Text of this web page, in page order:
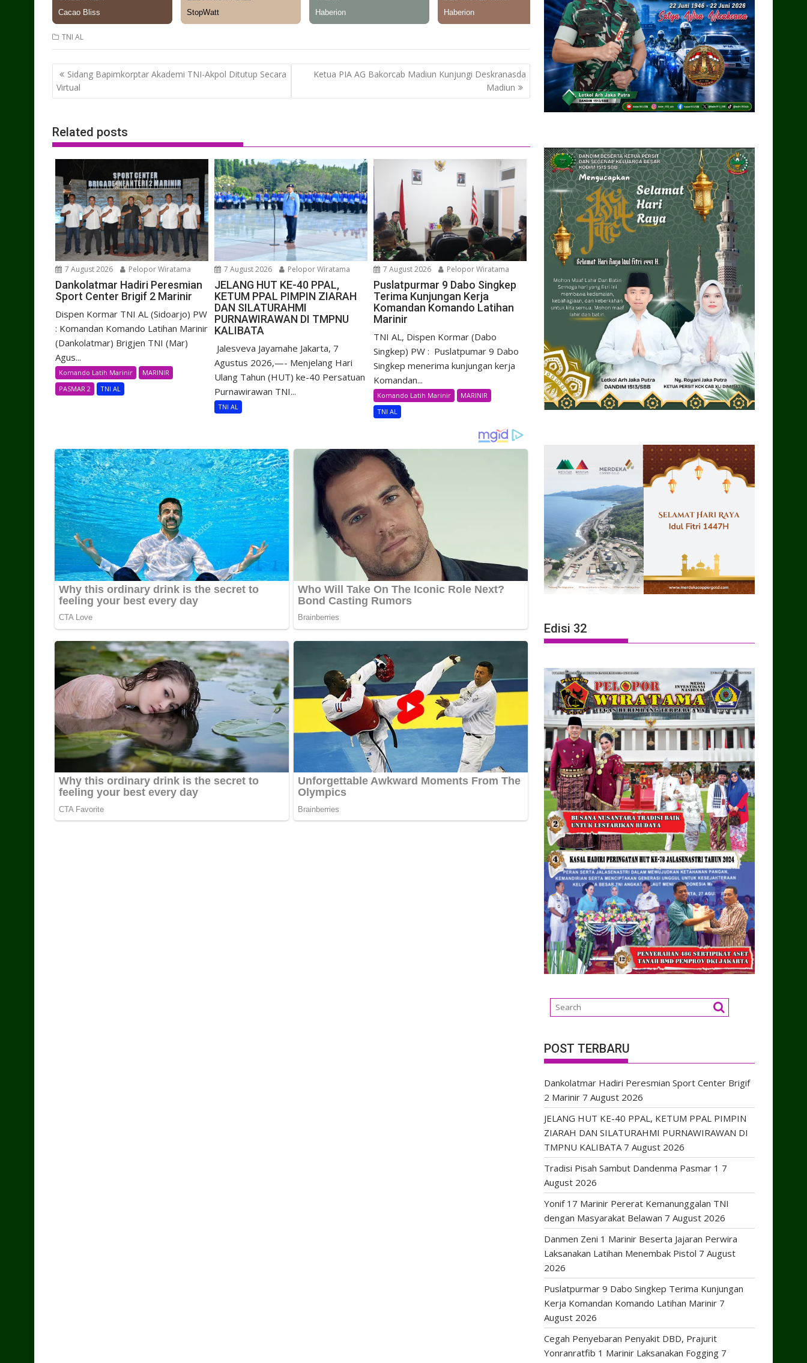
TNI AL
Post
navigation
Sidang Bapimkorptar Akademi TNI-Akpol Ditutup Secara
Virtual
Ketua PIA AG Bakorcab Madiun Kunjungi Deskranasda
Madiun
Related posts
7 August 2026 Pelopor Wiratama
Dankolatmar Hadiri Peresmian
Sport Center Brigif 2 Marinir
Dispen Kormar TNI AL (Sidoarjo) PW
: Komandan Komando Latihan Marinir
(Dankolatmar) Brigjen TNI (Mar)
Agus...
Komando Latih Marinir
MARINIR
PASMAR 2
TNI AL
7 August 2026 Pelopor Wiratama
JELANG HUT KE-40 PPAL,
KETUM PPAL PIMPIN ZIARAH
DAN SILATURAHMI
PURNAWIRAWAN DI TMPNU
KALIBATA
​ Jalesveva Jayamahe Jakarta, 7
Agustus 2026,—- Menjelang Hari
Ulang Tahun (HUT) ke-40 Persatuan
Purnawirawan TNI...
TNI AL
7 August 2026 Pelopor Wiratama
Puslatpurmar 9 Dabo Singkep
Terima Kunjungan Kerja
Komandan Komando Latihan
Marinir
TNI AL, Dispen Kormar (Dabo
Singkep) PW : Puslatpumar 9 Dabo
Singkep menerima kunjungan kerja
Komandan...
Komando Latih Marinir
MARINIR
TNI AL
Edisi 32
POST TERBARU
Dankolatmar Hadiri Peresmian Sport Center Brigif
2 Marinir 7 August 2026
JELANG HUT KE-40 PPAL, KETUM PPAL PIMPIN
ZIARAH DAN SILATURAHMI PURNAWIRAWAN DI
TMPNU KALIBATA 7 August 2026
Tradisi Pisah Sambut Dandenma Pasmar 1 7
August 2026
Yonif 17 Marinir Pererat Kemanunggalan TNI
dengan Masyarakat Belawan 7 August 2026
Danmen Zeni 1 Marinir Beserta Jajaran Perwira
Laksanakan Latihan Menembak Pistol 7 August
2026
Puslatpurmar 9 Dabo Singkep Terima Kunjungan
Kerja Komandan Komando Latihan Marinir 7
August 2026
Cegah Penyebaran Penyakit DBD, Prajurit
Yonranratfib 1 Marinir Laksanakan Fogging 7